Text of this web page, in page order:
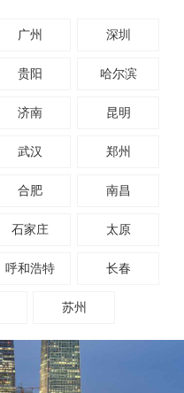
广州 深圳
贵阳 哈尔滨
济南 昆明
武汉 郑州
合肥 南昌
石家庄 太原
呼和浩特 长春
苏州